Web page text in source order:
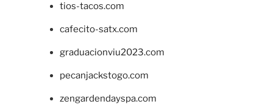
tios-tacos.com
cafecito-satx.com
graduacionviu2023.com
pecanjackstogo.com
zengardendayspa.com